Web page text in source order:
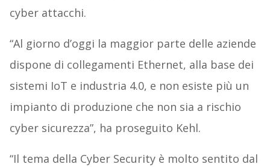
cyber attacchi.
“Al giorno d’oggi la maggior parte delle aziende
dispone di collegamenti Ethernet, alla base dei
sistemi IoT e industria 4.0, e non esiste più un
impianto di produzione che non sia a rischio
cyber sicurezza”, ha proseguito Kehl.
“Il tema della Cyber Security è molto sentito dal